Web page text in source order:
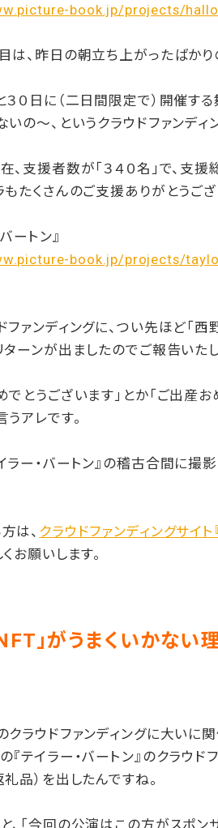
book.jp/projects/
は、昨日の朝立ち上がったばかり
３０日に（二日間限定で）開催する
いの〜、というクラウドファンディ
、支援者数が「３４０名」で、支援
もたくさんのご支援ありがとうござ
ートン』
book.jp/projects/
ファンディングに、つい先ほど「
ターンが出ましたのでご報告いたし
でとうございます」とか「ご出産
うアレです。
ラー・バートン』の稽古合間に撮
は、 クラウドファンディングサイト
お願いします。
」がうまくいかない
クラウドファンディングに大いに
『テイラー・バートン』のクラウド
礼品）を出したんですね。
、「今回の公演はこの方がスポン